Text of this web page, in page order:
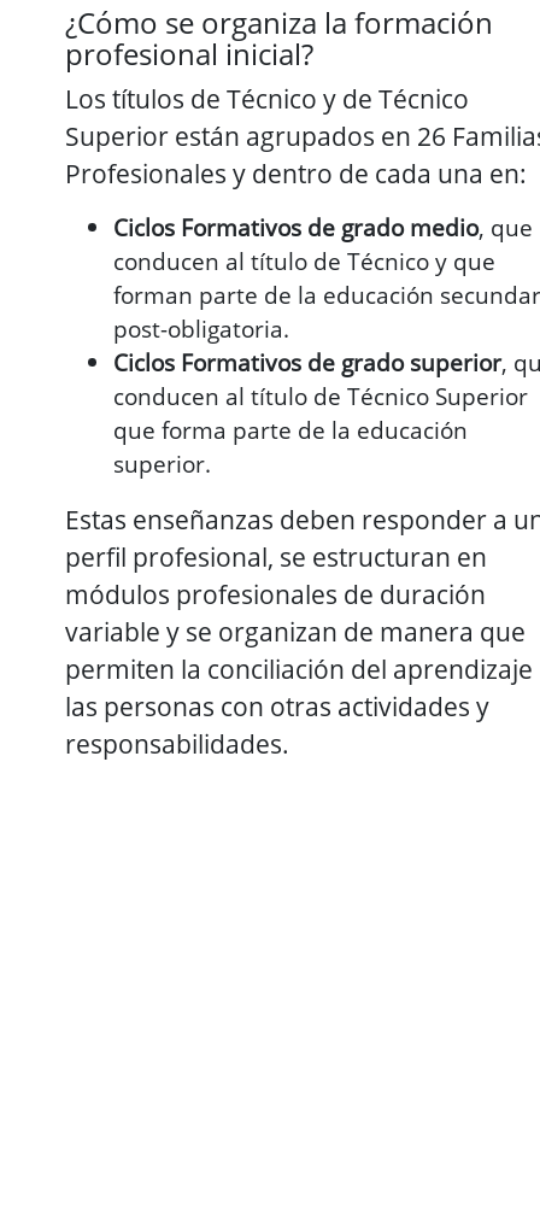
¿Cómo se organiza la formación
profesional inicial?
Los títulos de Técnico y de Técnico
Superior están agrupados en 26
Profesionales y dentro de cada una en:
Ciclos Formativos de grado medio, que
conducen al título de Técnico y que
forman parte de la educación
post-obligatoria.
Ciclos Formativos de grado superior,
conducen al título de Técnico Superior
que forma parte de la educación
superior.
Estas enseñanzas deben responder a
perfil profesional, se estructuran en
módulos profesionales de duración
variable y se organizan de manera que
permiten la conciliación del aprendizaje
las personas con otras actividades y
responsabilidades.